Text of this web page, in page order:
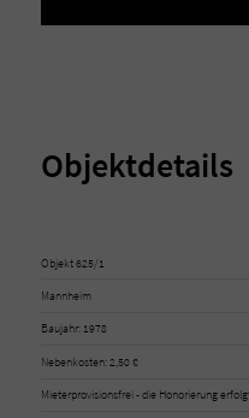
Objektdetails
Objekt 625/1
Mannheim
Baujahr: 1978
Nebenkosten: 2,50 €
Mieterprovisionsfrei - die Honorierung